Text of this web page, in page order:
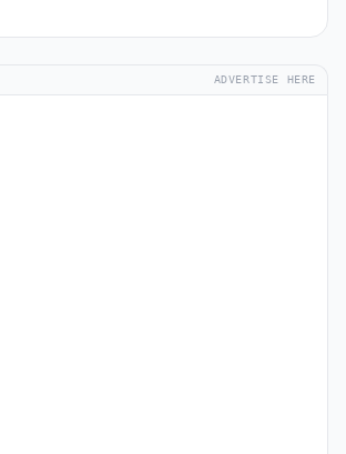
ADVERTISE HERE